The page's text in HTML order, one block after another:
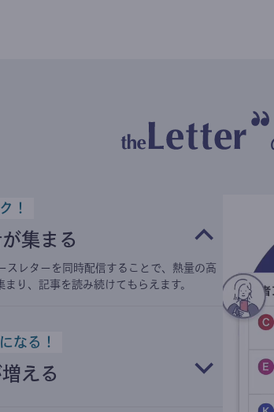
！
集まる
スレターを同時配信することで、熱量の高
まり、記事を読み続けてもらえます。
なる！
える